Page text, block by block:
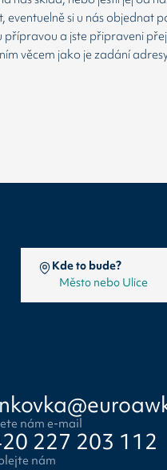
eventuelně si u nás objednat
a jste připraveni
věcem jako je zadání
Kde to bude?
nám e-mail
227 203 112
nám